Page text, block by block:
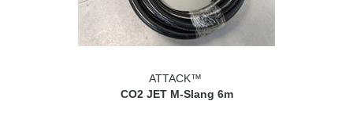
ATTACK™
CO2 JET M-Slang 6m